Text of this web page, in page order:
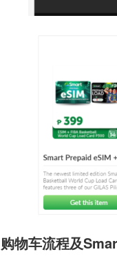
购物车流程及